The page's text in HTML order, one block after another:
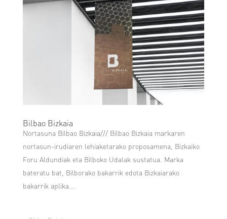
Bilbao Bizkaia
Nortasuna Bilbao Bizkaia/// Bilbao Bizkaia markaren
nortasun-irudiaren lehiaketarako proposamena, Bizkaiko
Foru Aldundiak eta Bilboko Udalak sustatua. Marka
bateratu bat, Bilborako bakarrik edota Bizkaiarako
bakarrik aplika...